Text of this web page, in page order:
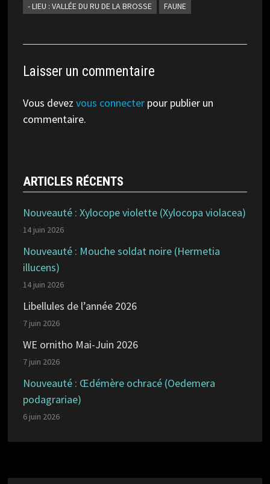
- LIEU : VALLÉE DU RU DE LA BROSSE
FAUNE
Laisser un commentaire
Vous devez vous connecterpour publier un
commentaire.
ARTICLES RÉCENTS
Nouveauté : Xylocope violette (Xylocopa violacea)
14 juin 2026
Nouveauté : Mouche soldat noire (Hermetia
illucens)
14 juin 2026
Libellules de l’année 2026
7 juin 2026
WE ornitho Mai-Juin 2026
7 juin 2026
Nouveauté : Œdémère ochracé (Oedemera
podagrariae)
6 juin 2026